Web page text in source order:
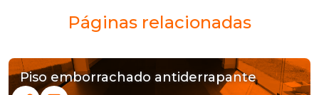
Páginas relacionadas
Piso emborrachado antiderrapante